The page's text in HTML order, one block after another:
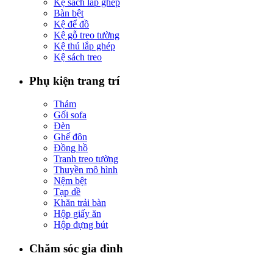
Kệ sách lắp ghép
Bàn bệt
Kệ để đồ
Kệ gỗ treo tường
Kệ thú lắp ghép
Kệ sách treo
Phụ kiện trang trí
Thảm
Gối sofa
Đèn
Ghế đôn
Đồng hồ
Tranh treo tường
Thuyền mô hình
Nệm bệt
Tạp dề
Khăn trải bàn
Hộp giấy ăn
Hộp đựng bút
Chăm sóc gia đình